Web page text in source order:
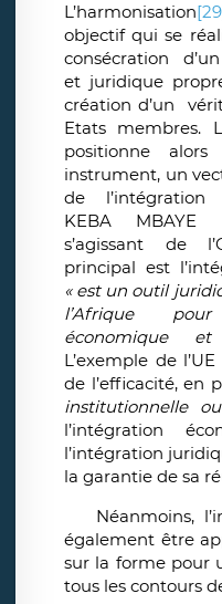
L’harmonisation
objectif qui se
consécration
et juridique
création d’un
Etats membres.
positionne
instrument, un
de l’intégration
KEBA MBAYE
s’agissant de
principal est
« est un outil
l’Afrique
économique
L’exemple de
de l’efficacité, en
institutionnelle
l’intégration
l’intégration
la garantie de sa
Néanmoins,
également être
sur la forme pour
tous les contours